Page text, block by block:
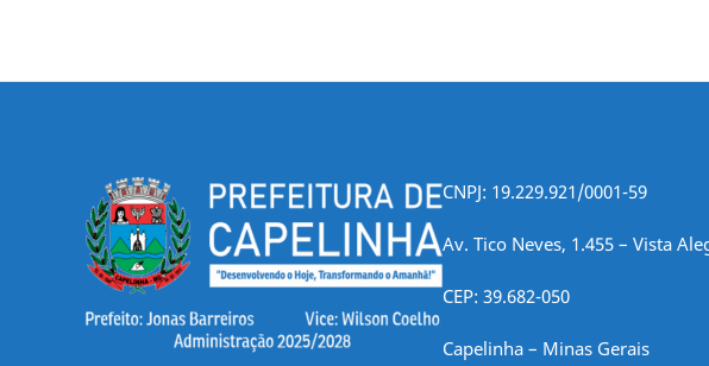
CNPJ: 19.229.921/0001-59
Av. Tico Neves, 1.455 – Vista
CEP: 39.682-050
Capelinha – Minas Gerais